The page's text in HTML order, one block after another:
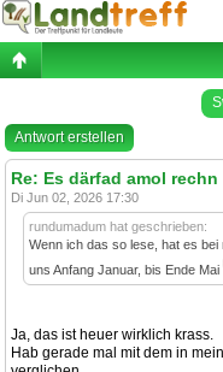
Antwort erstellen
Re: Es därfad amol rechn
Di Jun 02, 2026 17:30
rundumadum hat geschrieben:
Wenn ich das so lese, hat es bei
uns Anfang Januar, bis Ende Mai
Ja, das ist heuer wirklich krass.
Hab gerade mal mit dem in